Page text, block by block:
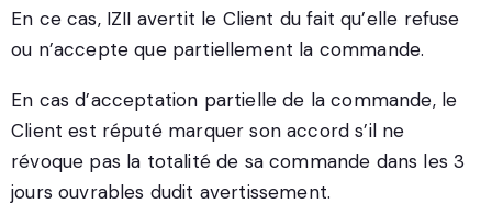
En ce cas, IZII avertit le Client du fait qu’elle refuse
ou n’accepte que partiellement la commande.
En cas d’acceptation partielle de la commande, le
Client est réputé marquer son accord s’il ne
révoque pas la totalité de sa commande dans les 3
jours ouvrables dudit avertissement.